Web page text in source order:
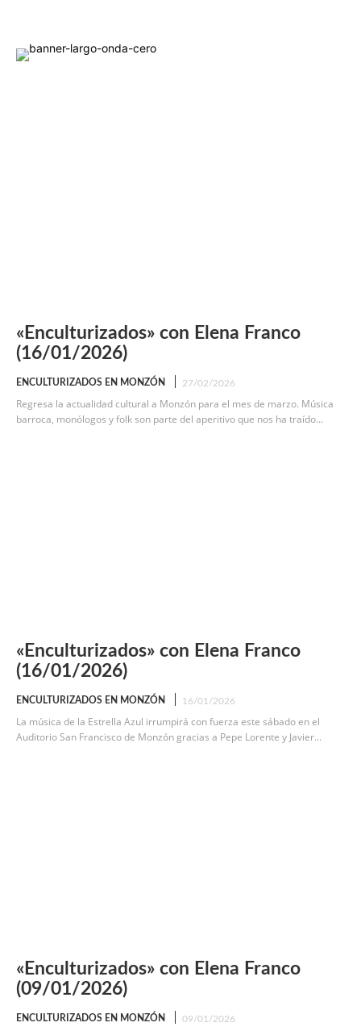
«Enculturizados» con Elena Franco
(16/01/2026)
ENCULTURIZADOS EN MONZÓN 27/02/2026
Regresa la actualidad cultural a Monzón para el mes de marzo. Música
barroca, monólogos y folk son parte del aperitivo que nos ha traído...
«Enculturizados» con Elena Franco
(16/01/2026)
ENCULTURIZADOS EN MONZÓN 16/01/2026
La música de la Estrella Azul irrumpirá con fuerza este sábado en el
Auditorio San Francisco de Monzón gracias a Pepe Lorente y Javier...
«Enculturizados» con Elena Franco
(09/01/2026)
ENCULTURIZADOS EN MONZÓN 09/01/2026